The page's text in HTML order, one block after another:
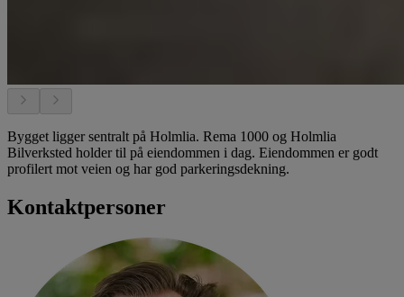
Bygget ligger sentralt på Holmlia. Rema 1000 og Holmlia
Bilverksted holder til på eiendommen i dag. Eiendommen er godt
profilert mot veien og har god parkeringsdekning.
Kontaktpersoner